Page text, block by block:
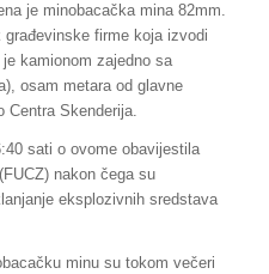
je minobacačka mina 82mm.
građevinske firme koja izvodi
kamionom zajedno sa
osam metara od glavne
Centra Skenderija.
sati o ovome obavijestila
nakon čega su
eksplozivnih sredstava
minu su tokom večeri